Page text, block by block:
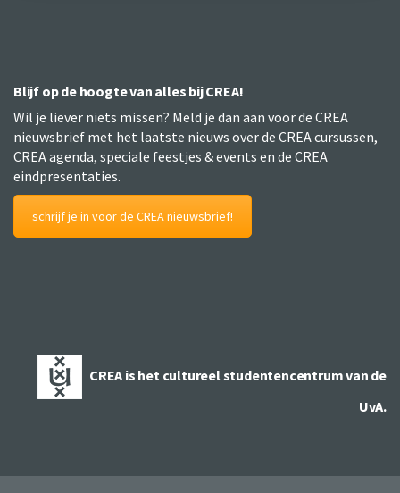
Blijf op de hoogte van alles bij CREA!
Wil je liever niets missen? Meld je dan aan voor de CREA
nieuwsbrief met het laatste nieuws over de CREA cursussen,
CREA agenda, speciale feestjes & events en de CREA
eindpresentaties.
schrijf je in voor de CREA nieuwsbrief!
CREA is het cultureel studentencentrum van de
UvA.